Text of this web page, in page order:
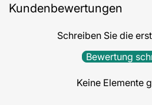
Kundenbewertungen
Schreiben Sie die
Bewertung
Keine Elemente